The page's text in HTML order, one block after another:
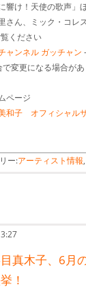
け！天使の歌声」
、ミック・コレ
ください
ャンネル ガッチャン
変更になる場合が
ページ
和子 オフィシャル
ー:アーティスト情報,
真木子、6月
！